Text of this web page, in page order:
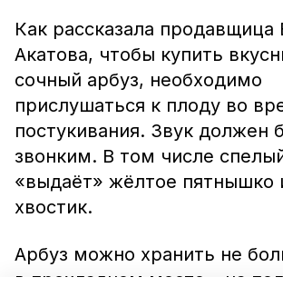
Как рассказала продавщица
Акатова, чтобы купить
сочный арбуз, необходимо
прислушаться к плоду во
постукивания. Звук должен
звонким. В том числе
«выдаёт» жёлтое пятнышко
хвостик.
Арбуз можно хранить не
в прохладном месте – на